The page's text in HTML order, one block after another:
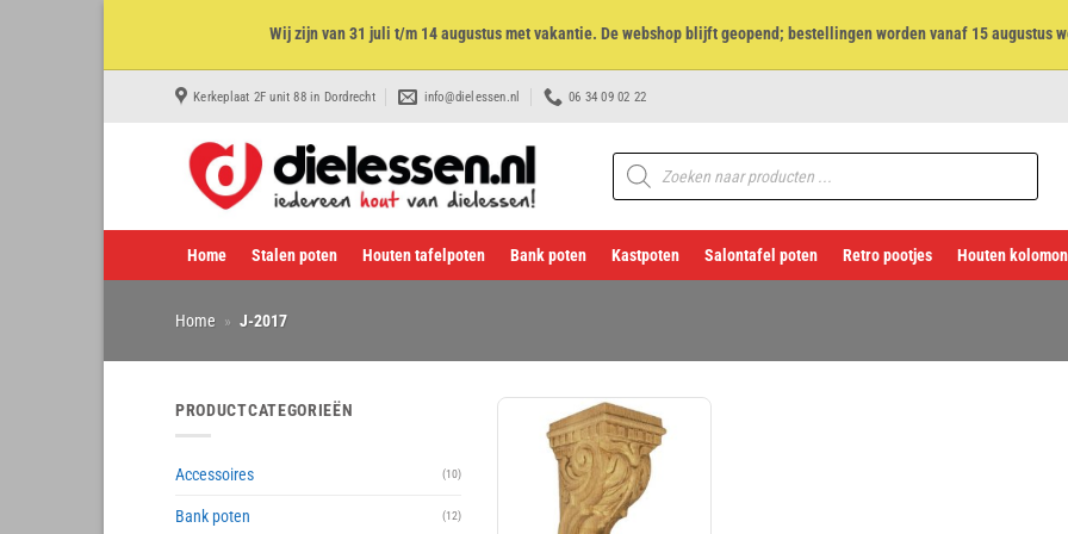
Wij zijn van 31 juli t/m 14 augustus met vakantie. De webshop blijft geopend; bestellingen worden vanaf 15 augustus
Kerkeplaat 2F unit 88 in Dordrecht info@dielessen.nl 06 34 09 02 22
Producten
zoeken
Home Stalen poten Houten tafelpoten Bank poten Kastpoten Salontafel poten Retro pootjes Houten
Home » J-2017
PRODUCTCATEGORIEËN
Accessoires (10)
Bank poten (12)